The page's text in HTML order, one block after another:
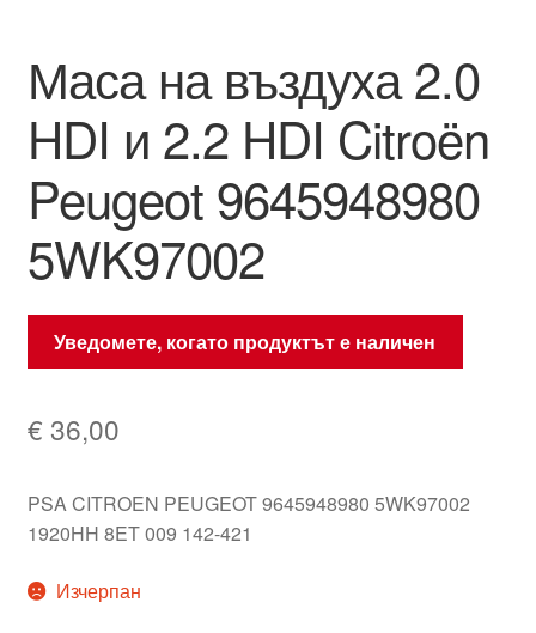
Транспорт
Маса на въздуха 2.0
HDI и 2.2 HDI Citroën
Peugeot 9645948980
5WK97002
Уведомете, когато продуктът е наличен
€ 36,00
PSA CITROEN PEUGEOT 9645948980 5WK97002
1920HH 8ET 009 142-421
Изчерпан